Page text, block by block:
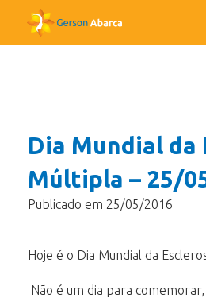
Dia Mundial da
Múltipla – 25/
Publicado em 25/05/2016
Hoje é o Dia Mundial da
Não é um dia para